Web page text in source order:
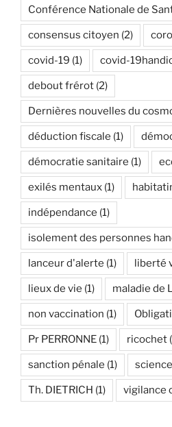
Conférence Nationale de
consensus citoyen (2)
covid-19 (1) covid-
debout frérot (2)
Dernières nouvelles du
déduction fiscale (1)
démocratie sanitaire (1)
exilés mentaux (1)
indépendance (1)
isolement des personnes
lanceur d'alerte (1) liberté
lieux de vie (1) maladie de
non vaccination (1)
Pr PERRONNE (1) ricochet
sanction pénale (1)
Th. DIETRICH (1) vigilance